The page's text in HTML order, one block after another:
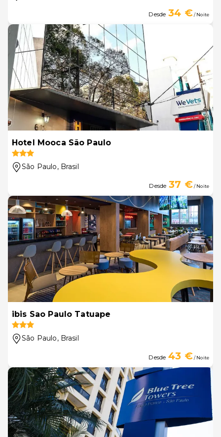
Desde 34 €/ Noite
Hotel Mooca São Paulo
São Paulo, Brasil
Desde 37 €/ Noite
ibis Sao Paulo Tatuape
São Paulo, Brasil
Desde 43 €/ Noite